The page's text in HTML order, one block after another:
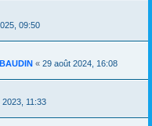
09:50
« 29 août 2024, 16:08
11:33